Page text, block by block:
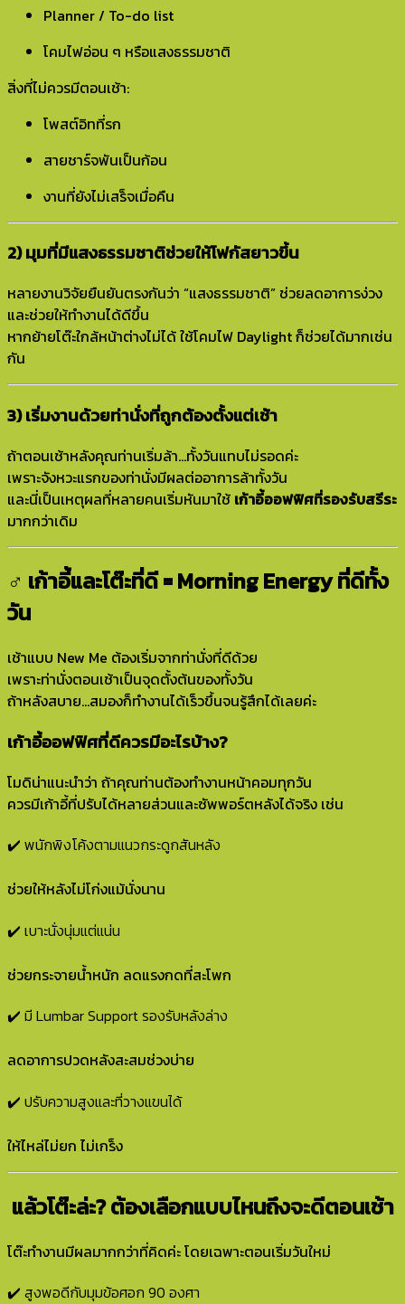
Planner / To-do list
โคมไฟอ่อน ๆ หรือแสงธรรมชาติ
สิ่งที่ไม่ควรมีตอนเช้า:
โพสต์อิทที่รก
สายชาร์จพันเป็นก้อน
งานที่ยังไม่เสร็จเมื่อคืน
2) มุมที่มีแสงธรรมชาติช่วยให้โฟกัสยาวขึ้น
หลายงานวิจัยยืนยันตรงกันว่า “แสงธรรมชาติ” ช่วยลดอาการง่วง
และช่วยให้ทำงานได้ดีขึ้น
หากย้ายโต๊ะใกล้หน้าต่างไม่ได้ ใช้โคมไฟ Daylight ก็ช่วยได้มากเช่น
กัน
3) เริ่มงานด้วยท่านั่งที่ถูกต้องตั้งแต่เช้า
ถ้าตอนเช้าหลังคุณท่านเริ่มล้า…ทั้งวันแทบไม่รอดค่ะ
เพราะจังหวะแรกของท่านั่งมีผลต่ออาการล้าทั้งวัน
และนี่เป็นเหตุผลที่หลายคนเริ่มหันมาใช้ เก้าอี้ออฟฟิศที่รองรับสรีระ
มากกว่าเดิม
‍♂️ เก้าอี้และโต๊ะที่ดี = Morning Energy ที่ดีทั้ง
วัน
เช้าแบบ New Me ต้องเริ่มจากท่านั่งที่ดีด้วย
เพราะท่านั่งตอนเช้าเป็นจุดตั้งต้นของทั้งวัน
ถ้าหลังสบาย…สมองก็ทำงานได้เร็วขึ้นจนรู้สึกได้เลยค่ะ
เก้าอี้ออฟฟิศที่ดีควรมีอะไรบ้าง?
โมดิน่าแนะนำว่า ถ้าคุณท่านต้องทำงานหน้าคอมทุกวัน
ควรมีเก้าอี้ที่ปรับได้หลายส่วนและซัพพอร์ตหลังได้จริง เช่น
✔️ พนักพิงโค้งตามแนวกระดูกสันหลัง
ช่วยให้หลังไม่โก่งแม้นั่งนาน
✔️ เบาะนั่งนุ่มแต่แน่น
ช่วยกระจายน้ำหนัก ลดแรงกดที่สะโพก
✔️ มี Lumbar Support รองรับหลังล่าง
ลดอาการปวดหลังสะสมช่วงบ่าย
✔️ ปรับความสูงและที่วางแขนได้
ให้ไหล่ไม่ยก ไม่เกร็ง
️ แล้วโต๊ะล่ะ? ต้องเลือกแบบไหนถึงจะดีตอนเช้า
โต๊ะทำงานมีผลมากกว่าที่คิดค่ะ โดยเฉพาะตอนเริ่มวันใหม่
✔️ สูงพอดีกับมุมข้อศอก 90 องศา